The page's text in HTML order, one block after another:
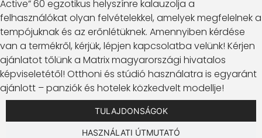
Active” 60 egzotikus helyszínre kalauzolja a
felhasználókat olyan felvételekkel, amelyek megfelelnek a
tempójuknak és az erőnlétüknek. Amennyiben kérdése
van a termékről, kérjük, lépjen kapcsolatba velünk! Kérjen
ajánlatot tőlünk a Matrix magyarországi hivatalos
képviseletétől! Otthoni és stúdió használatra is egyaránt
ajánlott – panziók és hotelek közkedvelt modellje!
TULAJDONSÁGOK
HASZNÁLATI ÚTMUTATÓ